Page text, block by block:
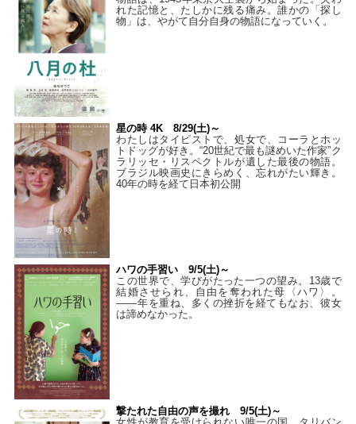
れた記憶と、たしかに残る痛み。誰かの「探し
物」は、やがて自分自身の物語になっていく。
星の時 4K 8/29(土)～
わたしはタイピストで、処⼥で、コーラとホッ
トドッグが好き。“20世紀で最も謎めいた作家”ク
ラリッセ・リスペクトルが遺した最後の物語。
ブラジル映画史にきらめく、忘れがたい輝き。
40年の時を経て⽇本初公開
ハワの手習い 9/5(土)～
この世界で、学びがたった一つの望み。13歳で
結婚させられ、自由を奪われた母〈ハワ〉。
——年を重ね、多くの挫折を経てもなお、彼女
は諦めなかった。
撃たれた自由の声を撮れ 9/5(土)～